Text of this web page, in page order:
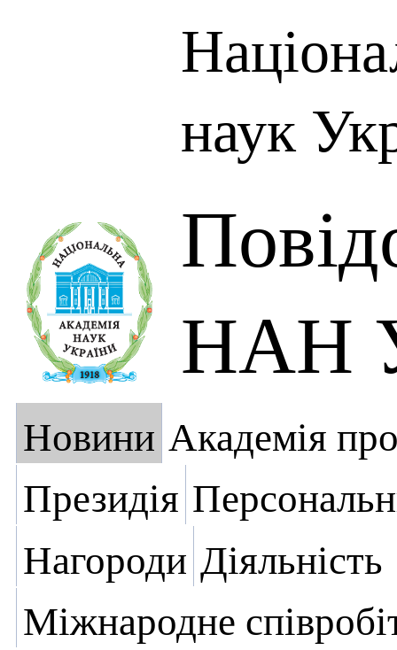
наук
НАН
Новини Академія
Президія
Нагороди Діяльність
Міжнародне